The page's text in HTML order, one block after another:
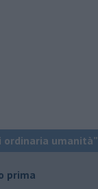
prima